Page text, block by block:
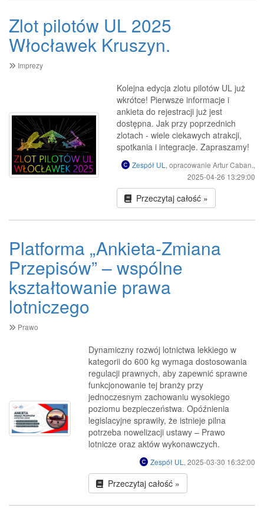
Zlot pilotów UL 2025
Włocławek Kruszyn.
Imprezy
Kolejna edycja zlotu pilotów UL już
wkrótce! Pierwsze informacje i
ankieta do rejestracji już jest
dostępna. Jak przy poprzednich
zlotach - wiele ciekawych atrakcji,
spotkania i integracje. Zapraszamy!
Zespół UL , opracowanie Artur Caban.,
2025-04-26 13:29:00
Przeczytaj całość »
Platforma „Ankieta-Zmiana
Przepisów” – wspólne
kształtowanie prawa
lotniczego
Prawo
Dynamiczny rozwój lotnictwa lekkiego w
kategorii do 600 kg wymaga dostosowania
regulacji prawnych, aby zapewnić sprawne
funkcjonowanie tej branży przy
jednoczesnym zachowaniu wysokiego
poziomu bezpieczeństwa. Opóźnienia
legislacyjne sprawiły, że istnieje pilna
potrzeba nowelizacji ustawy – Prawo
lotnicze oraz aktów wykonawczych.
Zespół UL , 2025-03-30 16:32:00
Przeczytaj całość »